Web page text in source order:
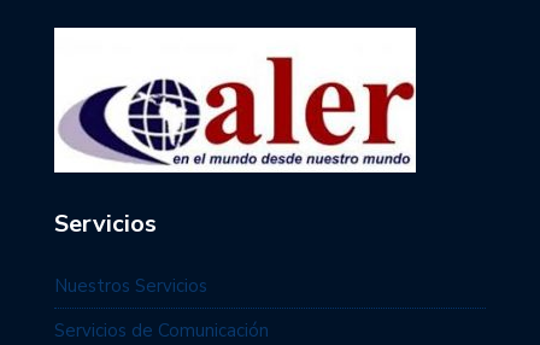
Servicios
Nuestros Servicios
Servicios de Comunicación